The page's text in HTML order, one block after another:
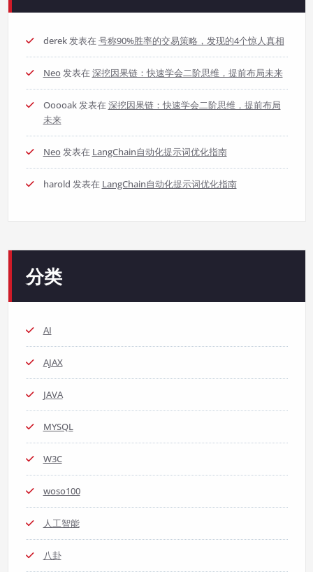
derek发表在 号称90%胜率的交易策略，发现的4个惊人真相
Neo发表在 深挖因果链：快速学会二阶思维，提前布局未来
Ooooak发表在 深挖因果链：快速学会二阶思维，提前布局
未来
Neo发表在 LangChain自动化提示词优化指南
harold 发表在 LangChain自动化提示词优化指南
分类
AI
AJAX
JAVA
MYSQL
W3C
woso100
人工智能
八卦